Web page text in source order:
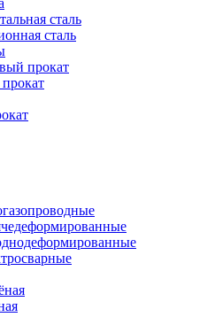
сталь
сталь
прокат